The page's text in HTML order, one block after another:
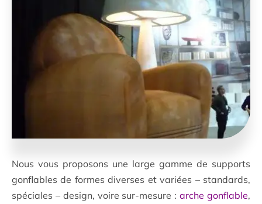
Nous vous proposons une large gamme de supports
gonflables de formes diverses et variées – standards,
spéciales – design, voire sur-mesure :arche gonflable,